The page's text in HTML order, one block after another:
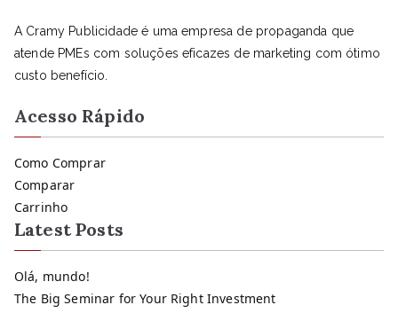
A Cramy Publicidade é uma empresa de propaganda que
atende PMEs com soluções eficazes de marketing com ótimo
custo benefício.
Acesso Rápido
Como Comprar
Comparar
Carrinho
Latest Posts
Olá, mundo!
The Big Seminar for Your Right Investment